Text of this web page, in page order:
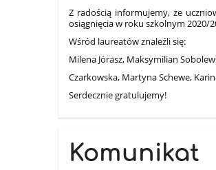
Z radością informujemy, że
osiągnięcia w roku szkolnym 2020/
Wśród laureatów znaleźli się:
Milena Jórasz, Maksymilian
Czarkowska, Martyna Schewe,
Serdecznie gratulujemy!
Komunikat